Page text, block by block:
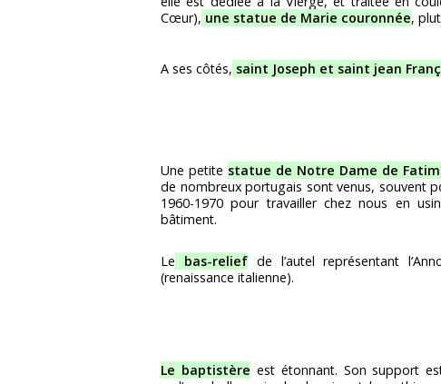
Cœur), une statue de Marie couronnée,
A ses côtés, saint Joseph et saint jean
Une petite statue de Notre Dame de
de nombreux portugais sont venus, souvent
1960-1970 pour travailler chez nous en
bâtiment.
Le bas-reliefde l’autel représentant
(renaissance italienne).
Le baptistère est étonnant. Son support